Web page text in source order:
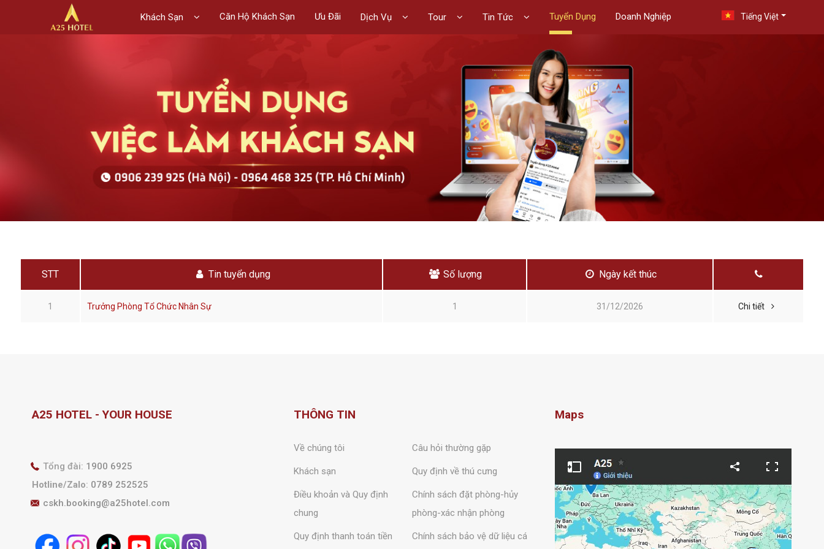
Khách Sạn Căn Hộ Khách Sạn Ưu Đãi Dịch Vụ Tour Tin Tức Tuyển Dụng Doanh Nghiệp Tiếng Việt
STT Tin tuyển dụng Số lượng Ngày kết thúc
1 Trưởng Phòng Tổ Chức Nhân Sự 1 31/12/2026 Chi tiết
A25 HOTEL - YOUR HOUSE
Tổng đài: 1900 6925
Hotline/Zalo: 0789 252525
cskh.booking@a25hotel.com
THÔNG TIN
Về chúng tôi Câu hỏi thường gặp
Khách sạn Quy định về thú cưng
Điều khoản và Quy định
chung
Chính sách đặt phòng-hủy
phòng-xác nhận phòng
Quy định thanh toán tiền Chính sách bảo vệ dữ liệu cá
Maps